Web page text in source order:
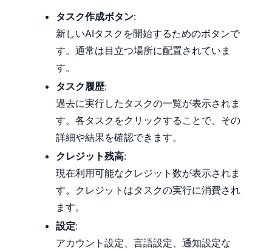
タスク作成ボタン:
新しいAIタスクを開始するためのボタンで
す。通常は目立つ場所に配置されていま
す。
タスク履歴:
過去に実行したタスクの一覧が表示されま
す。各タスクをクリックすることで、その
詳細や結果を確認できます。
クレジット残高:
現在利用可能なクレジット数が表示されま
す。クレジットはタスクの実行に消費され
ます。
設定:
アカウント設定、言語設定、通知設定な